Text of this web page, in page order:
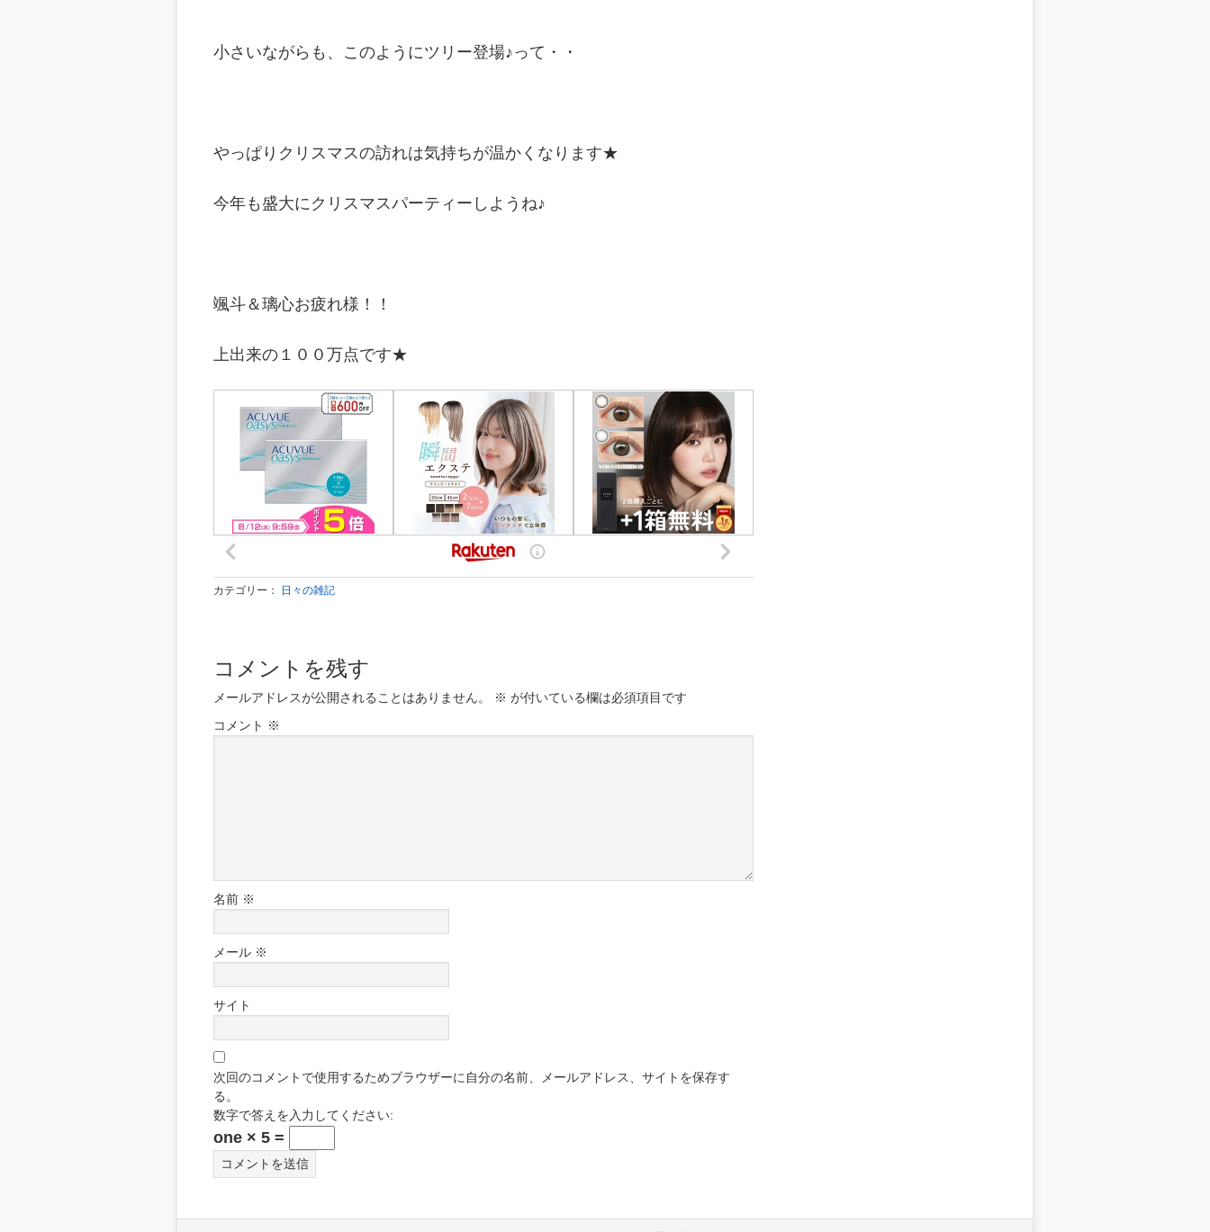
小さいながらも、このようにツリー登場♪って・・
やっぱりクリスマスの訪れは気持ちが温かくなります★
今年も盛大にクリスマスパーティーしようね♪
颯斗＆璃心お疲れ様！！
上出来の１００万点です★
カテゴリー： 日々の雑記
コメントを残す
メールアドレスが公開されることはありません。 ※ が付いている欄は必須項目です
コメント ※
名前 ※
メール ※
サイト
次回のコメントで使用するためブラウザーに自分の名前、メールアドレス、サイトを保存す
る。
数字で答えを入力してください:
one × 5 =